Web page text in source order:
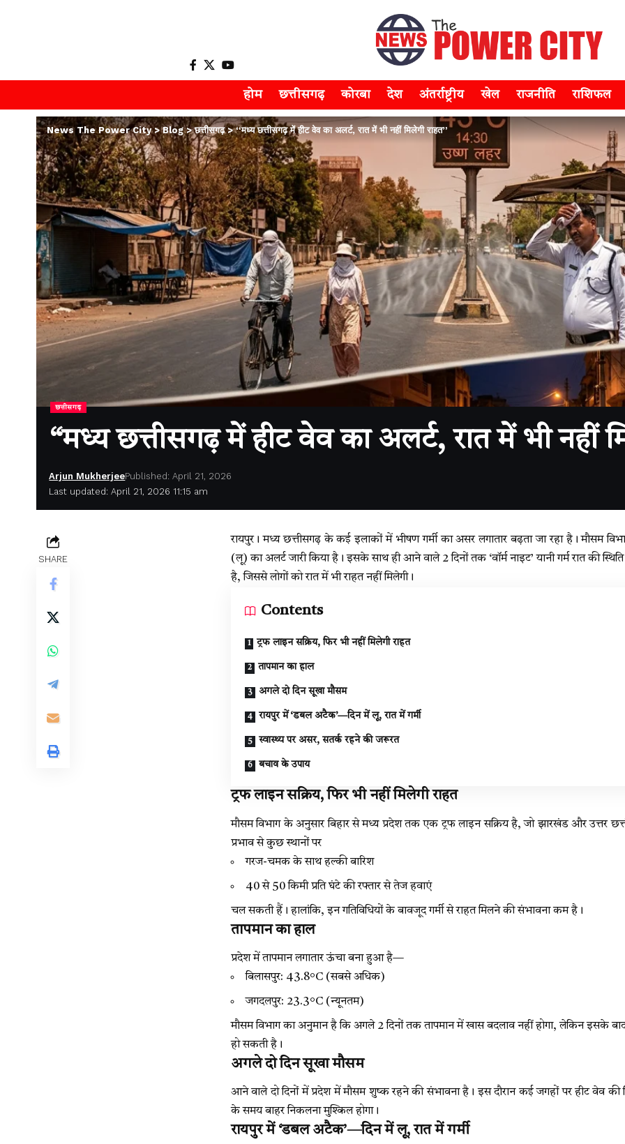
होम छत्तीसगढ़ कोरबा देश अंतर्राष्ट्रीय खेल राजनीति राशिफल
News The Power City>Blog>छत्तीसगढ़>“मध्य छत्तीसगढ़ में हीट वेव का अलर्ट, रात में भी नहीं मिलेगी राहत”
छत्तीसगढ़
“मध्य छत्तीसगढ़ में हीट वेव का अलर्ट, रात में भी नहीं
Last updated: April 21, 2026 11:15 am
Arjun MukherjeePublished: April 21, 2026
SHARE
रायपुर। मध्य छत्तीसगढ़ के कई इलाकों में भीषण गर्मी का असर लगातार बढ़ता जा रहा है। मौसम
(लू) का अलर्ट जारी किया है। इसके साथ ही आने वाले 2 दिनों तक ‘वॉर्म नाइट’ यानी गर्म रात की
है, जिससे लोगों को रात में भी राहत नहीं मिलेगी।
Contents
ट्रफ लाइन सक्रिय, फिर भी नहीं मिलेगी राहत
तापमान का हाल
अगले दो दिन सूखा मौसम
रायपुर में ‘डबल अटैक’—दिन में लू, रात में गर्मी
स्वास्थ्य पर असर, सतर्क रहने की जरूरत
बचाव के उपाय
ट्रफ लाइन सक्रिय, फिर भी नहीं मिलेगी राहत
मौसम विभाग के अनुसार बिहार से मध्य प्रदेश तक एक ट्रफ लाइन सक्रिय है, जो झारखंड और उत्तर
प्रभाव से कुछ स्थानों पर
गरज-चमक के साथ हल्की बारिश
40 से 50 किमी प्रति घंटे की रफ्तार से तेज हवाएं
चल सकती हैं। हालांकि, इन गतिविधियों के बावजूद गर्मी से राहत मिलने की संभावना कम है।
तापमान का हाल
प्रदेश में तापमान लगातार ऊंचा बना हुआ है—
बिलासपुर: 43.8°C (सबसे अधिक)
जगदलपुर: 23.3°C (न्यूनतम)
मौसम विभाग का अनुमान है कि अगले 2 दिनों तक तापमान में खास बदलाव नहीं होगा, लेकिन इसके बाद
हो सकती है।
अगले दो दिन सूखा मौसम
आने वाले दो दिनों में प्रदेश में मौसम शुष्क रहने की संभावना है। इस दौरान कई जगहों पर हीट वेव की
के समय बाहर निकलना मुश्किल होगा।
रायपुर में ‘डबल अटैक’—दिन में लू, रात में गर्मी